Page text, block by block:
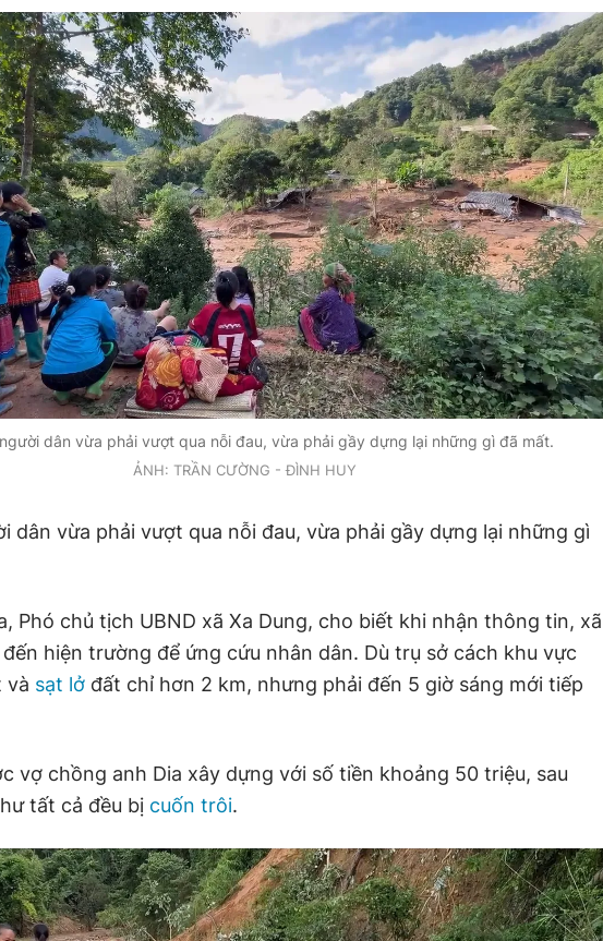
dân vừa phải vượt qua nỗi đau, vừa phải gầy dựng lại những gì đã mất.
ẢNH: TRẦN CƯỜNG - ĐÌNH HUY
dân vừa phải vượt qua nỗi đau, vừa phải gầy dựng lại những gì
Phó chủ tịch UBND xã Xa Dung, cho biết khi nhận thông tin, xã
hiện trường để ứng cứu nhân dân. Dù trụ sở cách khu vực
và sạt lở đất chỉ hơn 2 km, nhưng phải đến 5 giờ sáng mới tiếp
vợ chồng anh Dia xây dựng với số tiền khoảng 50 triệu, sau
tất cả đều bị cuốn trôi.